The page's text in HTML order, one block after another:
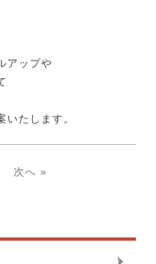
アップや
たします。
次へ »